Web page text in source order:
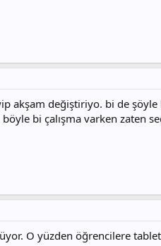
akşam değiştiriyo. bi de şöyle
bi çalışma varken zaten
O yüzden öğrencilere